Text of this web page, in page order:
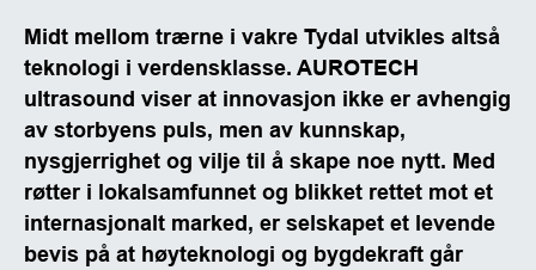
Midt mellom trærne i vakre Tydal utvikles altså
teknologi i verdensklasse. AUROTECH
ultrasound viser at innovasjon ikke er avhengig
av storbyens puls, men av kunnskap,
nysgjerrighet og vilje til å skape noe nytt. Med
røtter i lokalsamfunnet og blikket rettet mot et
internasjonalt marked, er selskapet et levende
bevis på at høyteknologi og bygdekraft går